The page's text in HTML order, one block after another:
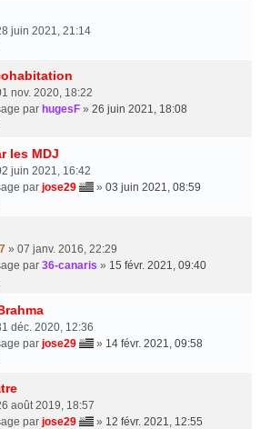
juin 2021, 21:14
nov. 2020, 18:22
par hugesF » 26 juin 2021, 18:08
les MDJ
juin 2021, 16:42
par jose29 » 03 juin 2021, 08:59
» 07 janv. 2016, 22:29
par 36-canaris » 15 févr. 2021, 09:40
déc. 2020, 12:36
par jose29 » 14 févr. 2021, 09:58
août 2019, 18:57
par jose29 » 12 févr. 2021, 12:55